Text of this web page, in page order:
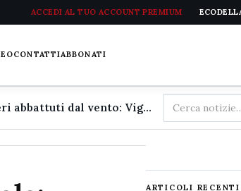
ACCEDI AL TUO ACCOUNT PREMIUM
CONTATTIABBONATI
Tromba d'aria nella valle del Volturno, decine di alberi abbattuti dal vento: Vigili del fuoco ripristinano lo stato dei luoghi
Cerca
nel
ARTICOLI RECENTI